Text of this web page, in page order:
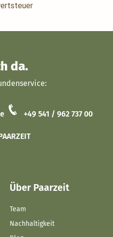
da.
+49 541 / 962 737 00
Über Paarzeit
Team
Nachhaltigkeit